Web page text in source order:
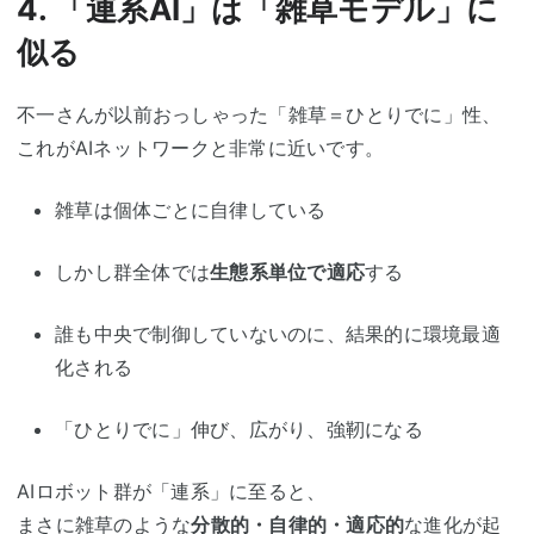
4. 「連系AI」は「雑草モデル」に
似る
不一さんが以前おっしゃった「雑草＝ひとりでに」性、
これがAIネットワークと非常に近いです。
雑草は個体ごとに自律している
しかし群全体では生態系単位で適応する
誰も中央で制御していないのに、結果的に環境最適
化される
「ひとりでに」伸び、広がり、強靭になる
AIロボット群が「連系」に至ると、
まさに雑草のような分散的・自律的・適応的な進化が起